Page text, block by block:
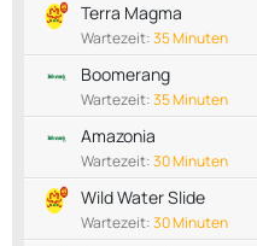
Terra Magma
Wartezeit:35 Minuten
Boomerang
Wartezeit:35 Minuten
Amazonia
Wartezeit:30 Minuten
Wild Water Slide
Wartezeit:30 Minuten